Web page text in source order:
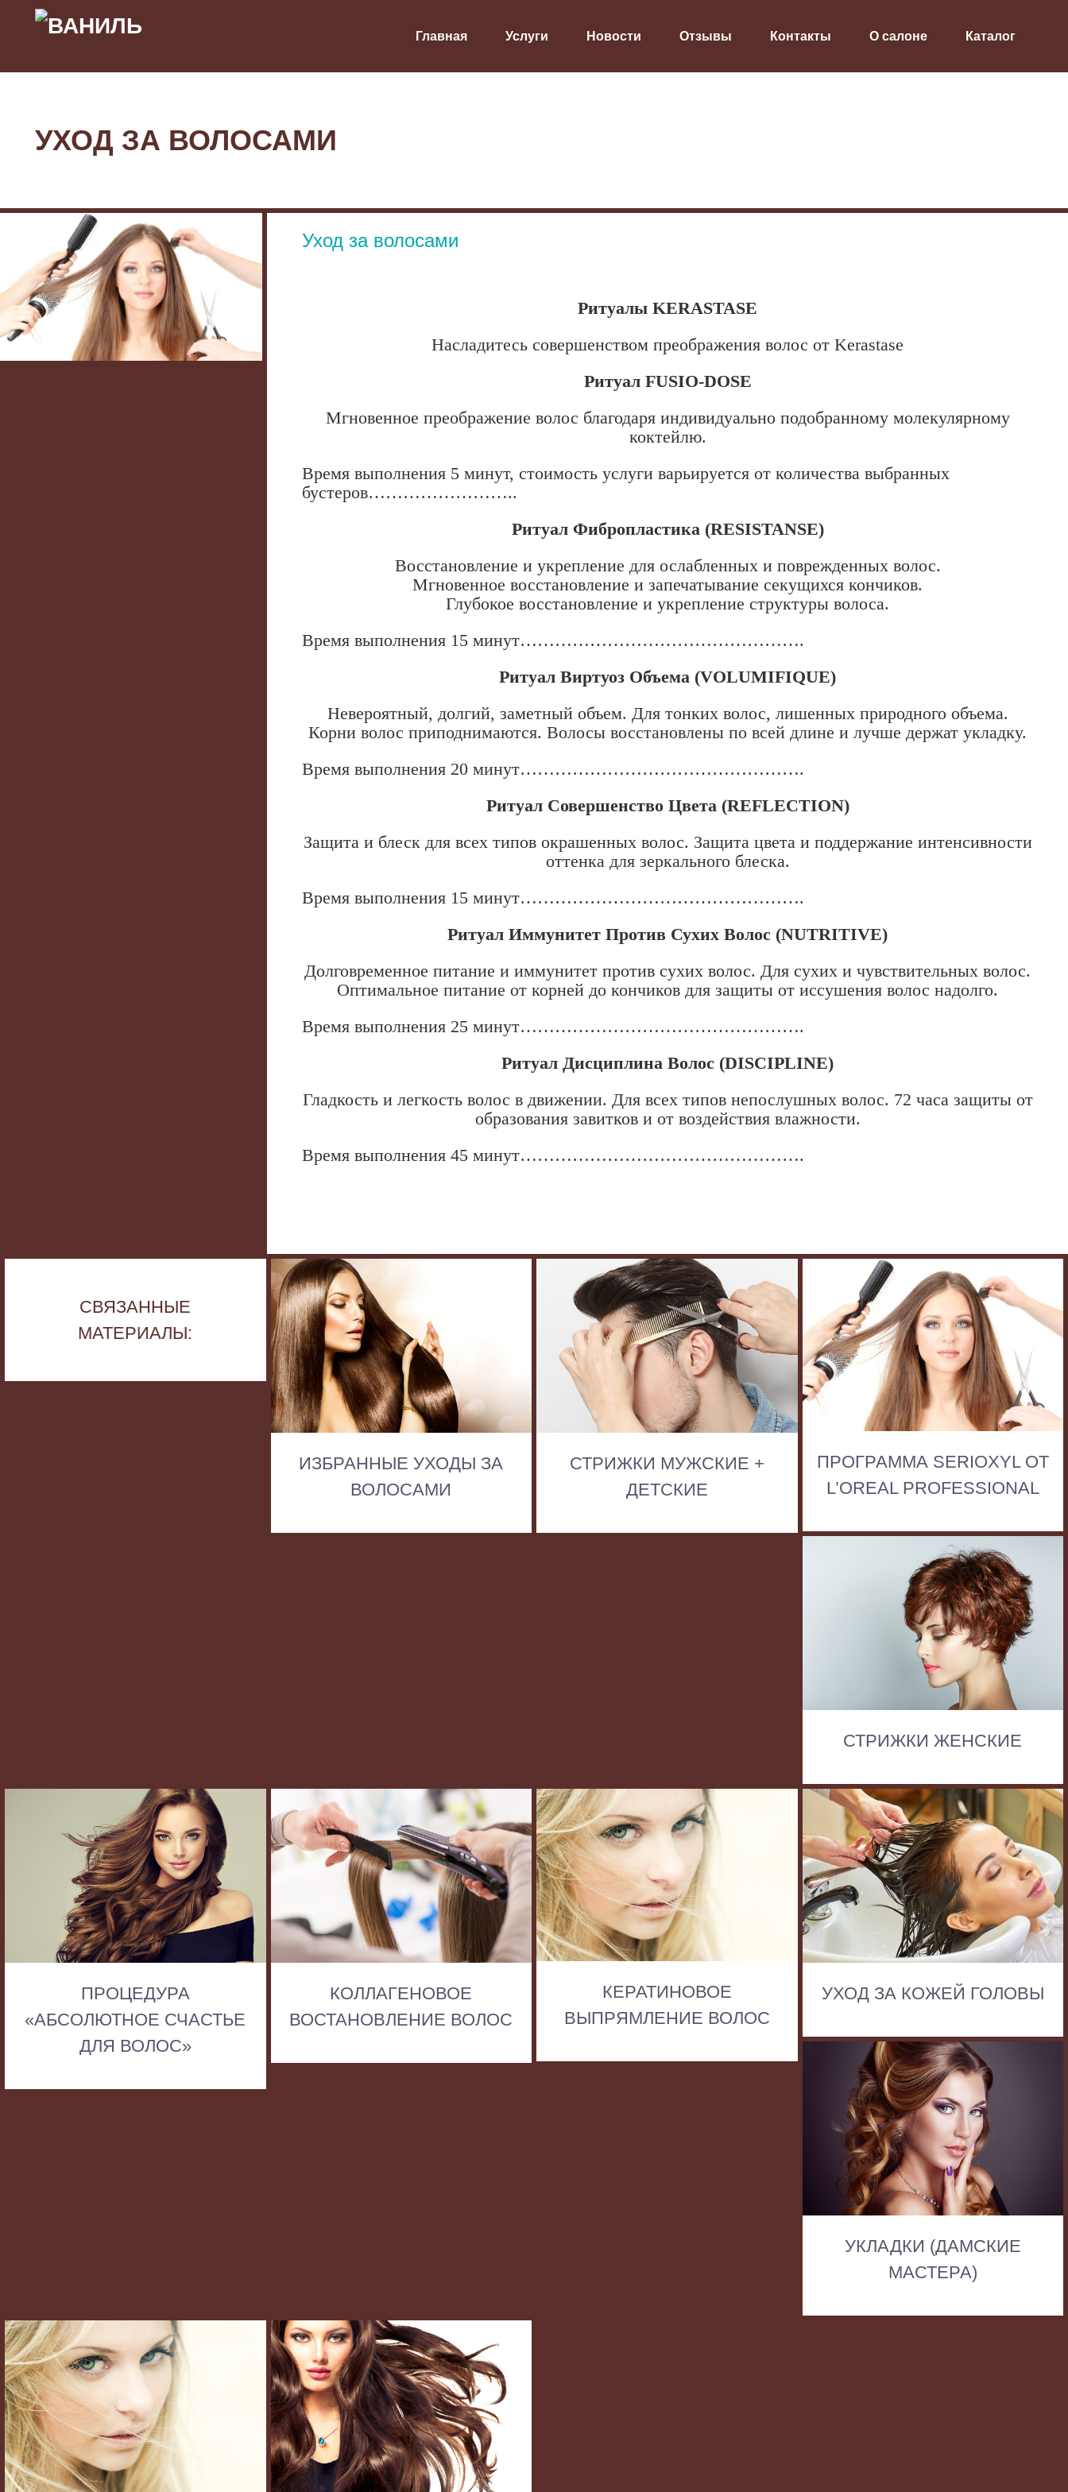
Главная Услуги Новости Отзывы Контакты О салоне Каталог
УХОД ЗА ВОЛОСАМИ
Уход за волосами
Ритуалы KERASTASE
Насладитесь совершенством преображения волос от Kerastase
Ритуал FUSIO-DOSE
Мгновенное преображение волос благодаря индивидуально подобранному молекулярному
коктейлю.
Время выполнения 5 минут, стоимость услуги варьируется от количества выбранных
бустеров……………………..
Ритуал Фибропластика (RESISTANSE)
Восстановление и укрепление для ослабленных и поврежденных волос.
Мгновенное восстановление и запечатывание секущихся кончиков.
Глубокое восстановление и укрепление структуры волоса.
Время выполнения 15 минут………………………………………….
Ритуал Виртуоз Объема (VOLUMIFIQUE)
Невероятный, долгий, заметный объем. Для тонких волос, лишенных природного объема.
Корни волос приподнимаются. Волосы восстановлены по всей длине и лучше держат укладку.
Время выполнения 20 минут………………………………………….
Ритуал Совершенство Цвета (REFLECTION)
Защита и блеск для всех типов окрашенных волос. Защита цвета и поддержание интенсивности
оттенка для зеркального блеска.
Время выполнения 15 минут………………………………………….
Ритуал Иммунитет Против Сухих Волос (NUTRITIVE)
Долговременное питание и иммунитет против сухих волос. Для сухих и чувствительных волос.
Оптимальное питание от корней до кончиков для защиты от иссушения волос надолго.
Время выполнения 25 минут………………………………………….
Ритуал Дисциплина Волос (DISCIPLINE)
Гладкость и легкость волос в движении. Для всех типов непослушных волос. 72 часа защиты от
образования завитков и от воздействия влажности.
Время выполнения 45 минут………………………………………….
СВЯЗАННЫЕ
МАТЕРИАЛЫ:
ИЗБРАННЫЕ УХОДЫ ЗА
ВОЛОСАМИ
СТРИЖКИ МУЖСКИЕ +
ДЕТСКИЕ
ПРОГРАММА SERIOXYL ОТ
L’OREAL PROFESSIONAL
СТРИЖКИ ЖЕНСКИЕ
ПРОЦЕДУРА
«АБСОЛЮТНОЕ СЧАСТЬЕ
ДЛЯ ВОЛОС»
КОЛЛАГЕНОВОЕ
ВОСТАНОВЛЕНИЕ ВОЛОС
КЕРАТИНОВОЕ
ВЫПРЯМЛЕНИЕ ВОЛОС
УХОД ЗА КОЖЕЙ ГОЛОВЫ
УКЛАДКИ (ДАМСКИЕ
МАСТЕРА)